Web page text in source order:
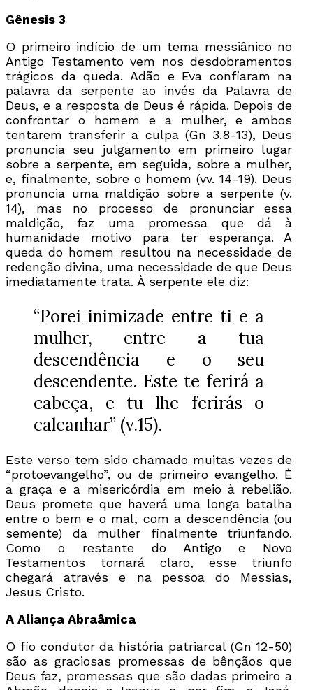
Gênesis 3
O primeiro indício de um tema messiânico no
Antigo Testamento vem nos desdobramentos
trágicos da queda. Adão e Eva confiaram na
palavra da serpente ao invés da Palavra de
Deus, e a resposta de Deus é rápida. Depois de
confrontar o homem e a mulher, e ambos
tentarem transferir a culpa (Gn 3.8-13), Deus
pronuncia seu julgamento em primeiro lugar
sobre a serpente, em seguida, sobre a mulher,
e, finalmente, sobre o homem (vv. 14-19). Deus
pronuncia uma maldição sobre a serpente (v.
14), mas no processo de pronunciar essa
maldição, faz uma promessa que dá à
humanidade motivo para ter esperança. A
queda do homem resultou na necessidade de
redenção divina, uma necessidade de que Deus
imediatamente trata. À serpente ele diz:
“Porei inimizade entre ti e a
mulher, entre a tua
descendência e o seu
descendente. Este te ferirá a
cabeça, e tu lhe ferirás o
calcanhar” (v.15).
Este verso tem sido chamado muitas vezes de
“protoevangelho”, ou de primeiro evangelho. É
a graça e a misericórdia em meio à rebelião.
Deus promete que haverá uma longa batalha
entre o bem e o mal, com a descendência (ou
semente) da mulher finalmente triunfando.
Como o restante do Antigo e Novo
Testamentos tornará claro, esse triunfo
chegará através e na pessoa do Messias,
Jesus Cristo.
A Aliança Abraâmica
O fio condutor da história patriarcal (Gn 12-50)
são as graciosas promessas de bênçãos que
Deus faz, promessas que são dadas primeiro a